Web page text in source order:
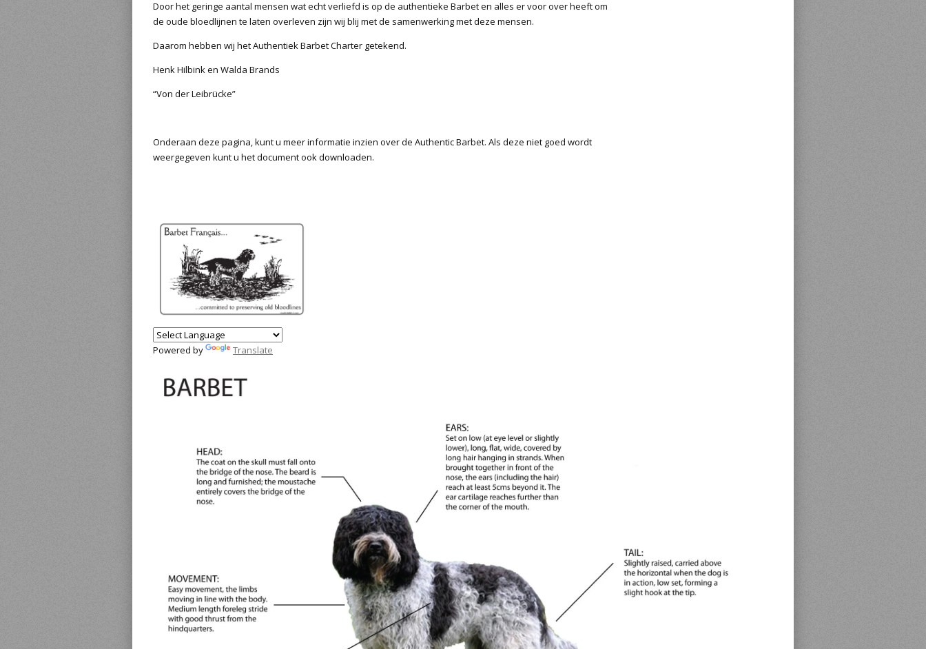
Door het geringe aantal mensen wat echt verliefd is op de authentieke Barbet en alles er voor over heeft om
de oude bloedlijnen te laten overleven zijn wij blij met de samenwerking met deze mensen.
Daarom hebben wij het Authentiek Barbet Charter getekend.
Henk Hilbink en Walda Brands
“Von der Leibrücke”
Onderaan deze pagina, kunt u meer informatie inzien over de Authentic Barbet. Als deze niet goed wordt
weergegeven kunt u het document ook downloaden.
Powered by Translate